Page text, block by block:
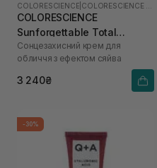
COLORESCIENCE
COLORESCIENCE
Sunforgettable Total
Protection Face Shield Glow
SPF 50 55 мл
Сонцезахисний крем для
обличчя з ефектом сяйва
3 240₴
-30%